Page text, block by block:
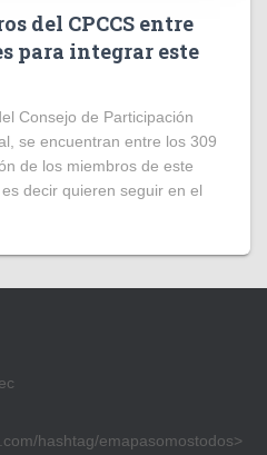
del CPCCS entre
para integrar este
Consejo de Participación
se encuentran entre los 309
de los miembros de este
decir quieren seguir en el
hashtag/emapasomostodos>